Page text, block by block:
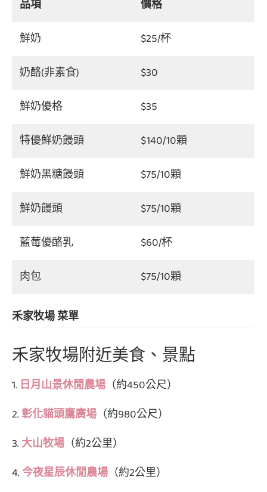
品項
價格
鮮奶
$25/杯
奶酪(非素食)
$30
鮮奶優格
$35
特優鮮奶饅頭
$140/10顆
鮮奶黑糖饅頭
$75/10顆
鮮奶饅頭
$75/10顆
藍莓優酪乳
$60/杯
肉包
$75/10顆
禾家牧場 菜單
禾家牧場附近美食、景點
1. 日月山景休閒農場 （約450公尺）
2.彰化貓頭鷹廣場 （約980公尺）
3.大山牧場 （約2公里）
4.今夜星辰休閒農場 （約2公里）